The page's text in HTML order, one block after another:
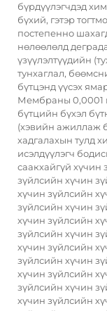
бүрдүүлэгчдэд
бүхий, гэтэр
постепенно
нөлөөлөлд
үзүүлэлтүүдийн
тунхаглал,
бүтцэнд үүсэх
Мембраны 0,0001
бүтцийн бүхэл
(хэвийн ажиллаж
хадгалахын тулд
исэлдүүлэгч
саакхайгүй хүчин
зүйлсийн хүчин
хүчин зүйлсийн
зүйлсийн хүчин
хүчин зүйлсийн
зүйлсийн хүчин
хүчин зүйлсийн
зүйлсийн хүчин
хүчин зүйлсийн
зүйлсийн хүчин
хүчин зүйлсийн